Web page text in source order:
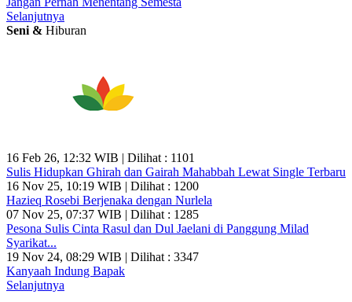
Selanjutnya
Seni & Hiburan
16 Feb 26, 12:32 WIB | Dilihat : 1101
Sulis Hidupkan Ghirah dan Gairah Mahabbah Lewat Single Terbaru
16 Nov 25, 10:19 WIB | Dilihat : 1200
Hazieq Rosebi Berjenaka dengan Nurlela
07 Nov 25, 07:37 WIB | Dilihat : 1285
Pesona Sulis Cinta Rasul dan Dul Jaelani di Panggung Milad
Syarikat...
19 Nov 24, 08:29 WIB | Dilihat : 3347
Kanyaah Indung Bapak
Selanjutnya